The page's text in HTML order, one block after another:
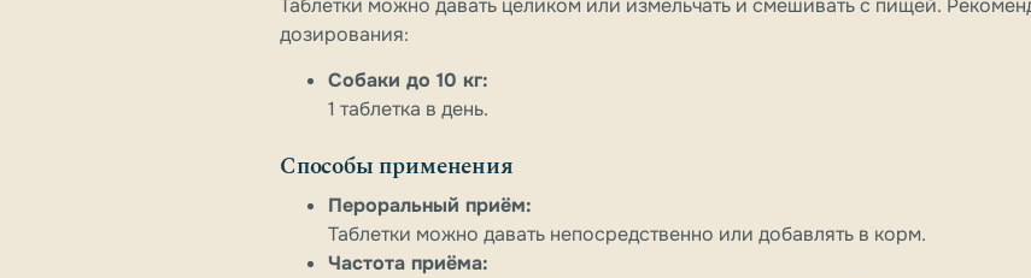
Таблетки можно давать целиком или измельчать и смешивать с пищей.
дозирования:
Собаки до 10 кг:
1 таблетка в день.
Способы применения
Пероральный приём:
Таблетки можно давать непосредственно или добавлять в корм.
Частота приёма: